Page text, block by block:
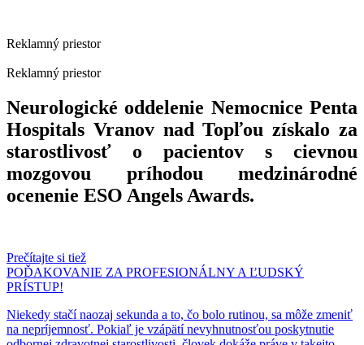
Reklamný priestor
Reklamný priestor
Neurologické oddelenie Nemocnice Penta
Hospitals Vranov nad Topľou získalo za
starostlivosť o pacientov s cievnou
mozgovou príhodou medzinárodné
ocenenie ESO Angels Awards.
Prečítajte si tiež
POĎAKOVANIE ZA PROFESIONÁLNY A ĽUDSKÝ
PRÍSTUP!
Niekedy stačí naozaj sekunda a to, čo bolo rutinou, sa môže zmeniť
na nepríjemnosť. Pokiaľ je vzápätí nevyhnutnosťou poskytnutie